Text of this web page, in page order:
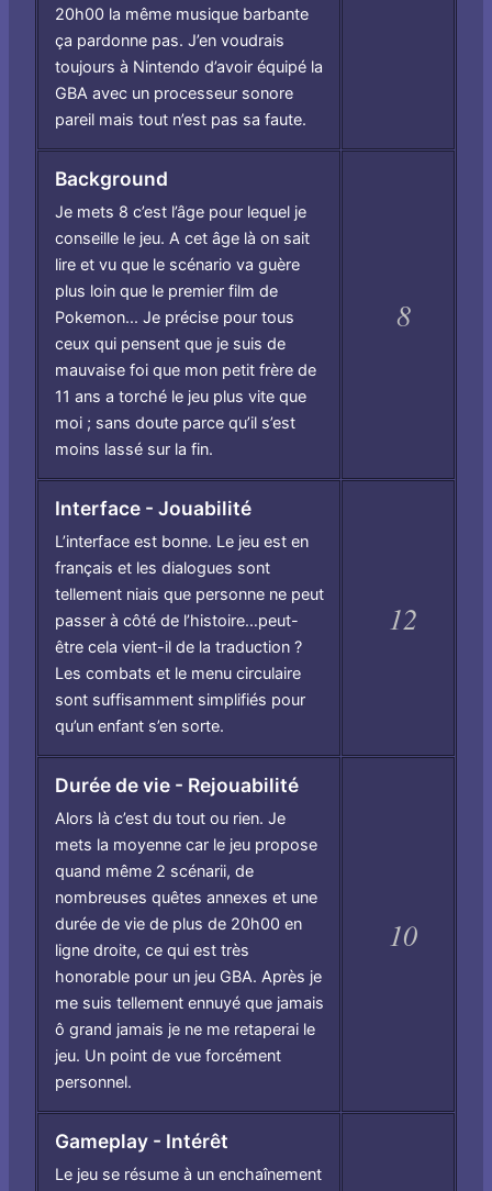
20h00 la même musique barbante
ça pardonne pas. J’en voudrais
toujours à Nintendo d’avoir équipé la
GBA avec un processeur sonore
pareil mais tout n’est pas sa faute.
Background
Je mets 8 c’est l’âge pour lequel je
conseille le jeu. A cet âge là on sait
lire et vu que le scénario va guère
plus loin que le premier film de
Pokemon... Je précise pour tous
ceux qui pensent que je suis de
mauvaise foi que mon petit frère de
11 ans a torché le jeu plus vite que
moi ; sans doute parce qu’il s’est
moins lassé sur la fin.
8
Interface - Jouabilité
L’interface est bonne. Le jeu est en
français et les dialogues sont
tellement niais que personne ne peut
passer à côté de l’histoire…peut-
être cela vient-il de la traduction ?
Les combats et le menu circulaire
sont suffisamment simplifiés pour
qu’un enfant s’en sorte.
12
Durée de vie - Rejouabilité
Alors là c’est du tout ou rien. Je
mets la moyenne car le jeu propose
quand même 2 scénarii, de
nombreuses quêtes annexes et une
durée de vie de plus de 20h00 en
ligne droite, ce qui est très
honorable pour un jeu GBA. Après je
me suis tellement ennuyé que jamais
ô grand jamais je ne me retaperai le
jeu. Un point de vue forcément
personnel.
10
Gameplay - Intérêt
Le jeu se résume à un enchaînement